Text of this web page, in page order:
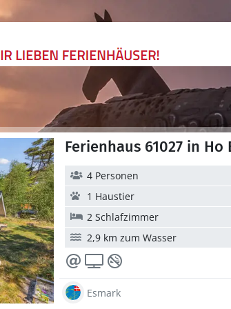
Ferienhaus 61027 in
4 Personen
1 Haustier
2 Schlafzimmer
2,9 km zum Wasser
Esmark